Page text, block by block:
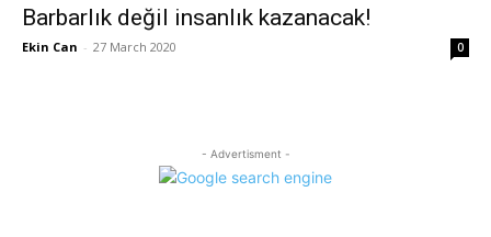
Barbarlık değil insanlık kazanacak!
Ekin Can - 27 March 2020 0
- Advertisment -